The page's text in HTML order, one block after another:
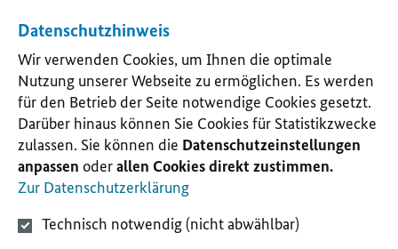
Datenschutzhinweis
Wir verwenden Cookies, um Ihnen die optimale
Nutzung unserer Webseite zu ermöglichen. Es werden
für den Betrieb der Seite notwendige Cookies gesetzt.
Darüber hinaus können Sie Cookies für Statistikzwecke
zulassen. Sie können die Datenschutzeinstellungen
anpassen oderallen Cookies direkt zustimmen.
Zur Datenschutzerklärung
Technisch notwendig (nicht abwählbar)